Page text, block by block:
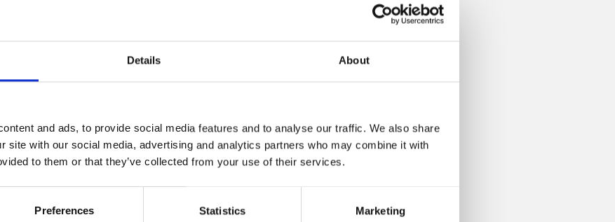
Details About
and ads, to provide social media features and to analyse our traffic. We also share
site with our social media, advertising and analytics partners who may combine it with
to them or that they’ve collected from your use of their services.
Preferences Statistics Marketing